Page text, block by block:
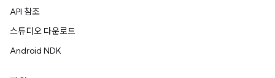
API 참조
스튜디오 다운로드
Android NDK